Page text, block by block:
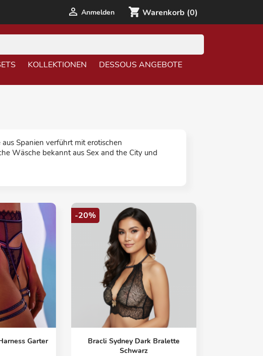
 Anmelden shopping_cart Warenkorb (0)
KOLLEKTIONEN DESSOUS ANGEBOTE
Spanien verführt mit erotischen
Wäsche bekannt aus Sex and the City und
Garter Vorschau
Bracli Sydney Dark Bralette
Schwarz
-20%